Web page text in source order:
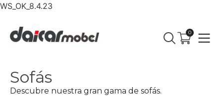
WS_OK_8.4.23
0
Sofás
Descubre nuestra gran gama de sofás.